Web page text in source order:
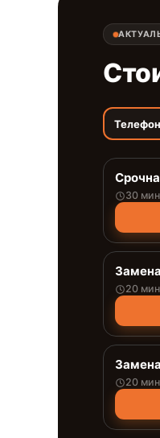
Телефон
30 мин
20 мин
20 мин